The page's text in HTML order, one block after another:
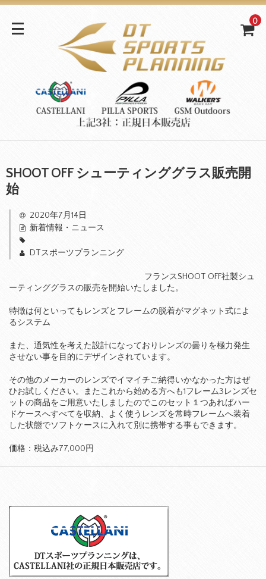
0
SHOOT OFF シューティンググラス販売開
始
2020年7月14日
新着情報・ニュース
DTスポーツプランニング
フランスSHOOT OFF社製シュ
ーティンググラスの販売を開始いたしました。
特徴は何といってもレンズとフレームの脱着がマグネット式によ
るシステム
また、通気性を考えた設計になっておりレンズの曇りを極力発生
させない事を目的にデザインされています。
その他のメーカーのレンズでイマイチご納得いかなかった方はぜ
ひお試しください。またこれから始める方へも1フレーム3レンズセ
ットの商品をご用意いたしましたのでこのセット１つあればハー
ドケースへすべてを収納、よく使うレンズを常時フレームへ装着
した状態でソフトケースに入れて別に携帯する事もできます。
価格：税込み77,000円